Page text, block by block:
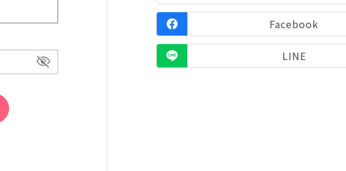
Facebook
LINE